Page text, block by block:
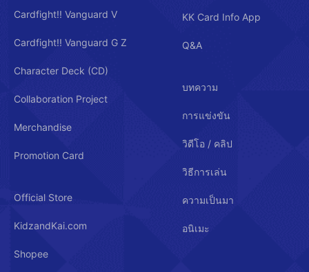
Cardfight!! Vanguard V
Cardfight!! Vanguard G Z
Character Deck (CD)
Collaboration Project
Merchandise
Promotion Card
Official Store
KidzandKai.com
Shopee
KK Card Info App
Q&A
บทความ
การแข่งขัน
วิดีโอ / คลิป
วิธีการเล่น
ความเป็นมา
อนิเมะ